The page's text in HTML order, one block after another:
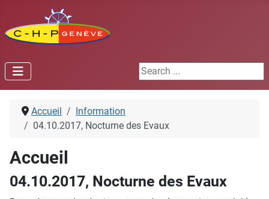
Search ...
Accueil
Information
04.10.2017, Nocturne des Evaux
Accueil
04.10.2017, Nocturne des Evaux